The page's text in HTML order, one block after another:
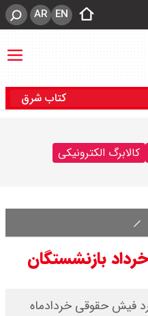
EN
AR
کتاب شرق
کالابرگ الکترونیکی
بازنشستگان
فیش حقوقی خردادماه